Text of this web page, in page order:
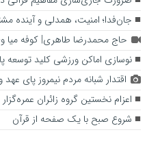
جان‌فدا؛ امنیت، همدلی و آینده
حاج محمدرضا طاهری| کوفه میا وفا
نوسازی اماکن ورزشی کلید توسعه
اقتدار شبانه مردم نیمروز پای عهد
اعزام نخستین گروه زائران عمره‌گزار
شروع صبح با یک صفحه از قرآن